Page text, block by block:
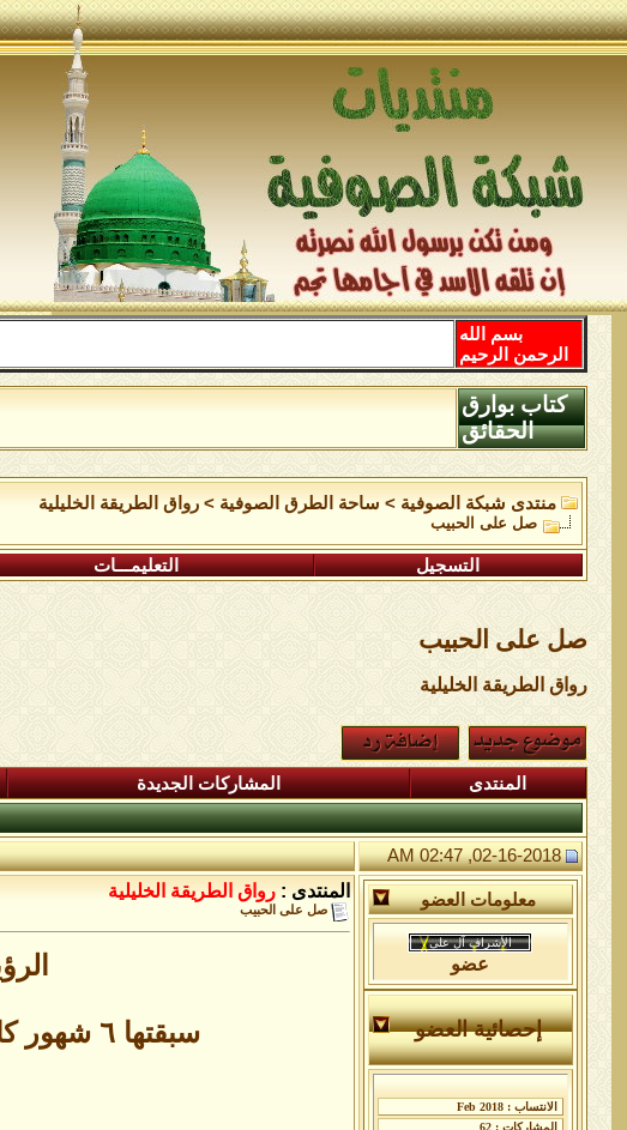
بسم الله
الرحمن الرحيم
كتاب بوارق
الحقائق
منتدى شبكة الصوفية > ساحة الطرق الصوفية >رواق الطريقة الخليلية
صل على الحبيب
التسجيل التعليمـــات
صل على الحبيب
رواق الطريقة الخليلية
المنتدى المشاركات الجديدة
02-16-2018, 02:47 AM
معلومات العضو
عضو
إحصائية العضو
المنتدى : رواق الطريقة الخليلية
صل على الحبيب
الرؤيا
سبقتها ٦ شهور كان حضرة النبى صلى الله عليه و آله يرى الرؤيا فتتحقق كفلق الصبح